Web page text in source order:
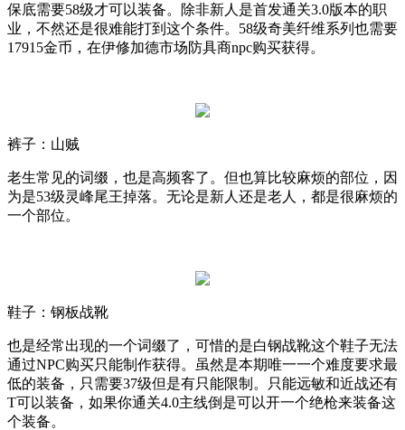
保底需要58级才可以装备。除非新人是首发通关3.0版本的职
业，不然还是很难能打到这个条件。 58级奇美纤维系列也需要
17915金币，在伊修加德市场防具商npc购买获得。
裤子：山贼
老生常见的词缀，也是高频客了。但也算比较麻烦的部位，因
为是53级灵峰尾王掉落。无论是新人还是老人，都是很麻烦的
一个部位。
鞋子：钢板战靴
也是经常出现的一个词缀了，可惜的是白钢战靴这个鞋子无法
通过NPC购买只能制作获得。虽然是本期唯一一个难度要求最
低的装备，只需要37级但是有只能限制。只能远敏和近战还有
T可以装备，如果你通关4.0主线倒是可以开一个绝枪来装备这
个装备。